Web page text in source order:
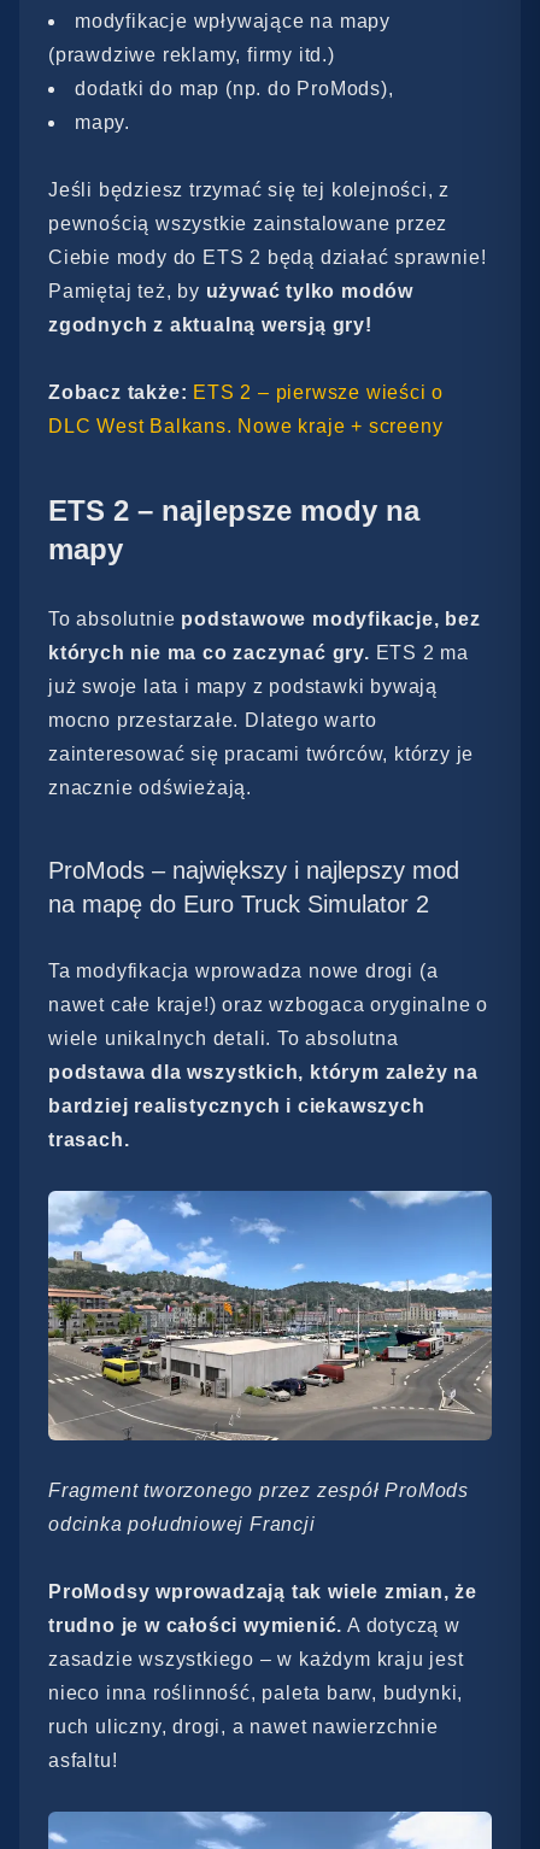
modyfikacje wpływające na mapy
(prawdziwe reklamy, firmy itd.)
dodatki do map (np. do ProMods),
mapy.
Jeśli będziesz trzymać się tej kolejności, z
pewnością wszystkie zainstalowane przez
Ciebie mody do ETS 2 będą działać sprawnie!
Pamiętaj też, by używać tylko modów
zgodnych z aktualną wersją gry!
Zobacz także: ETS 2 – pierwsze wieści o
DLC West Balkans. Nowe kraje + screeny
ETS 2 – najlepsze mody na
mapy
To absolutnie podstawowe modyfikacje, bez
których nie ma co zaczynać gry. ETS 2 ma
już swoje lata i mapy z podstawki bywają
mocno przestarzałe. Dlatego warto
zainteresować się pracami twórców, którzy je
znacznie odświeżają.
ProMods – największy i najlepszy mod
na mapę do Euro Truck Simulator 2
Ta modyfikacja wprowadza nowe drogi (a
nawet całe kraje!) oraz wzbogaca oryginalne o
wiele unikalnych detali. To absolutna
podstawa dla wszystkich, którym zależy na
bardziej realistycznych i ciekawszych
trasach.
Fragment tworzonego przez zespół ProMods
odcinka południowej Francji
ProModsy wprowadzają tak wiele zmian, że
trudno je w całości wymienić. A dotyczą w
zasadzie wszystkiego – w każdym kraju jest
nieco inna roślinność, paleta barw, budynki,
ruch uliczny, drogi, a nawet nawierzchnie
asfaltu!